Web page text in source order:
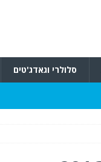
סלולרי וגאדג'טים